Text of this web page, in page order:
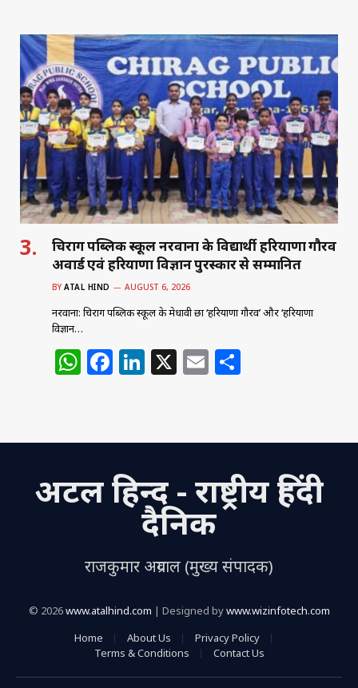
at
s
A
p
p
c
e
b
o
o
k
k
e
dI
n
ai
l
ar
e
चिराग पब्लिक स्कूल नरवाना के विद्यार्थी हरियाणा गौरव
अवार्ड एवं हरियाणा विज्ञान पुरस्कार से सम्मानित
BY ATAL HIND AUGUST 6, 2026
नरवाना: चिराग पब्लिक स्कूल के मेधावी छात्र ‘हरियाणा गौरव’ और ‘हरियाणा
विज्ञान…
W
s
p
p
F
e
o
o
Li
e
n
X E
l e
अटल हिन्द - राष्ट्रीय हिंदी
दैनिक
राजकुमार अग्रवाल (मुख्य संपादक)
© 2026www.atalhind.com | Designed bywww.wizinfotech.com
Home
About Us
Privacy Policy
Terms & Conditions
Contact Us